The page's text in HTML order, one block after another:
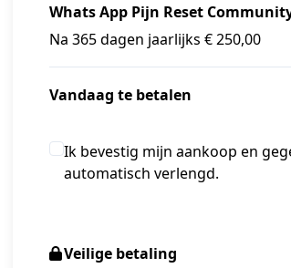
Whats App Pijn Reset
Na 365 dagen jaarlijks € 250,00
Vandaag te betalen
Ik bevestig mijn aankoop en
automatisch verlengd.
Veilige betaling